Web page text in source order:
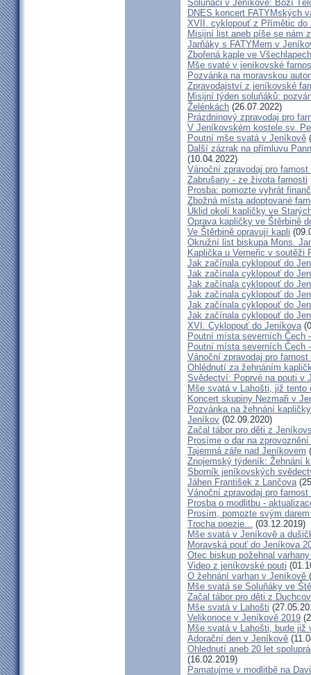
Soluňáci v Jeníkově: Boží
DNES koncert FATYMských
XVII. cyklopouť z Přímětic do
Misijní list aneb píše se nám
Jarňáky s FATYMem v
Zbořená kaple ve
Mše svaté v jeníkovské
Pozvánka na moravskou
Zpravodajství z jeníkovské
Misijní týden soluňáků:
Želénkách (26.07.2022)
Prázdninový zpravodaj pro
V Jeníkovském kostele sv.
Poutní mše svatá v Jeníkově
Další zázrak na přímluvu
(10.04.2022)
Vánoční zpravodaj pro
Zabrušany - ze života farnosti
Prosba: pomozte vyhrát
Zbožná místa adoptované
Úklid okolí kapličky ve
Oprava kapličky ve Štěrbině
Ve Štěrbině opravují kapli
Okružní list biskupa Mons.
Kaplička u Verneřic v soutěži
Jak začínala cyklopouť do
Jak začínala cyklopouť do
Jak začínala cyklopouť do
Jak začínala cyklopouť do
Jak začínala cyklopouť do
Jak začínala cyklopouť do
XVI. Cyklopouť do Jeníkova
Poutní místa severních Čech
Poutní místa severních Čech
Vánoční zpravodaj pro
Ohlédnutí za žehnáním
Svědectví: Poprvé na pouti v
Mše svatá v Lahošti, již tento
Koncert skupiny Nezmaři v
Pozvánka na žehnání
Jeníkov (02.09.2020)
Začal tábor pro děti z
Prosíme o dar na
Tajemná záře nad Jeníkovem
Znojemský týdeník: Žehnání
Sborník jeníkovských
Jáhen František z Lančova
Vánoční zpravodaj pro
Prosba o modlitbu -
Prosím, pomozte svým
Trocha poezie... (03.12.2019)
Mše svatá v Jeníkově a
Moravská pouť do Jeníkova
Otec biskup požehnal
Video z jeníkovské pouti
O žehnání varhan v Jeníkově
Mše svatá se Soluňáky ve
Začal tábor pro děti z
Mše svatá v Lahošti
Velikonoce v Jeníkově 2019
Mše svatá v Lahošti, bude již
Adorační den v Jeníkově
Ohlednutí aneb 20 let
(16.02.2019)
Pamatujme v modlitbě na